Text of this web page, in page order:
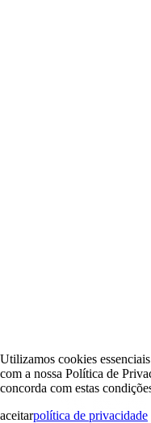
Utilizamos cookies
com a nossa Política de
concorda com estas
aceitarpolítica de privacidade